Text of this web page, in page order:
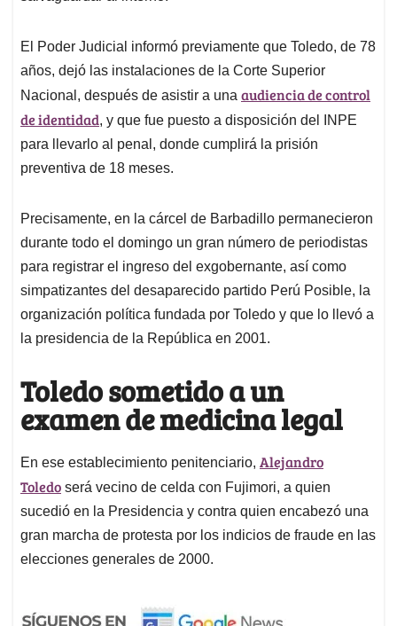
El Poder Judicial informó previamente que Toledo, de 78
años, dejó las instalaciones de la Corte Superior
Nacional, después de asistir a una audiencia de control
de identidad, y que fue puesto a disposición del INPE
para llevarlo al penal, donde cumplirá la prisión
preventiva de 18 meses.
Precisamente, en la cárcel de Barbadillo permanecieron
durante todo el domingo un gran número de periodistas
para registrar el ingreso del exgobernante, así como
simpatizantes del desaparecido partido Perú Posible, la
organización política fundada por Toledo y que lo llevó a
la presidencia de la República en 2001.
Toledo sometido a un
examen de medicina legal
En ese establecimiento penitenciario, Alejandro
Toledo será vecino de celda con Fujimori, a quien
sucedió en la Presidencia y contra quien encabezó una
gran marcha de protesta por los indicios de fraude en las
elecciones generales de 2000.